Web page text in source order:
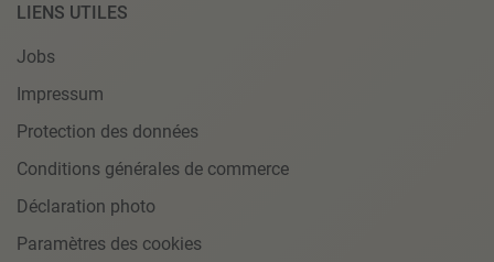
LIENS UTILES
Jobs
Impressum
Protection des données
Conditions générales de commerce
Déclaration photo
Paramètres des cookies